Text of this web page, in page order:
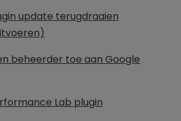
update terugdraaien
beheerder toe aan Google
Lab plugin